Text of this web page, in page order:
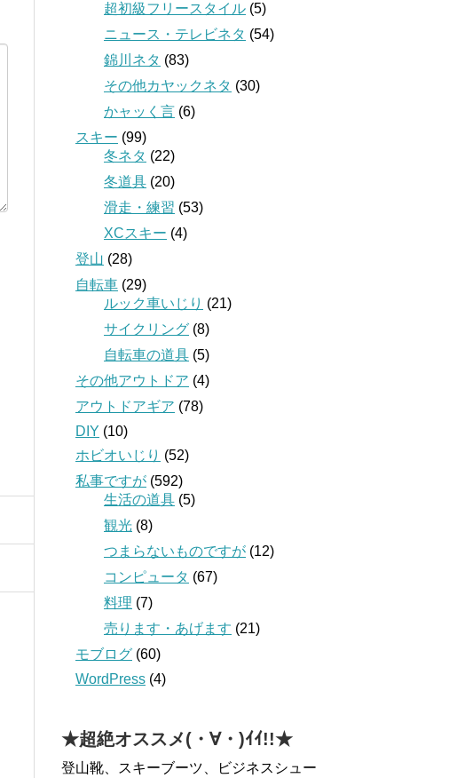
超初級フリースタイル (5)
ニュース・テレビネタ (54)
錦川ネタ (83)
その他カヤックネタ (30)
かャッく言 (6)
スキー (99)
冬ネタ (22)
冬道具 (20)
滑走・練習 (53)
XCスキー (4)
登山 (28)
自転車 (29)
ルック車いじり (21)
サイクリング (8)
自転車の道具 (5)
その他アウトドア (4)
アウトドアギア (78)
DIY (10)
ホビオいじり (52)
私事ですが (592)
生活の道具 (5)
観光 (8)
つまらないものですが (12)
コンピュータ (67)
料理 (7)
売ります・あげます (21)
モブログ (60)
WordPress (4)
★超絶オススメ(・∀・)ｲｲ!!★
登山靴、スキーブーツ、ビジネスシュー